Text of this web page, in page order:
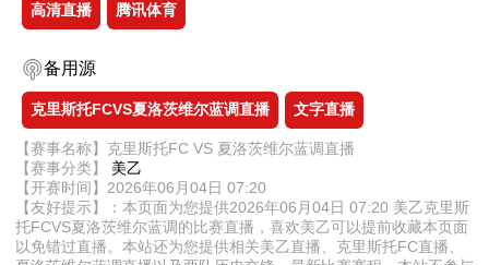
高清直播 腾讯体育
备用源
克里斯托FCVS夏洛茨维尔蓝调直播 文字直播
【赛事名称】克里斯托FC VS 夏洛茨维尔蓝调直播
【赛事分类】 美乙
【开赛时间】2026年06月04日 07:20
【友好提示】：本页面为您提供2026年06月04日 07:20 美乙克里斯
托FCVS夏洛茨维尔蓝调的比赛直播，喜欢美乙可以提前收藏本页面
以免错过直播。本站还为您提供相关美乙直播、克里斯托FC直播、